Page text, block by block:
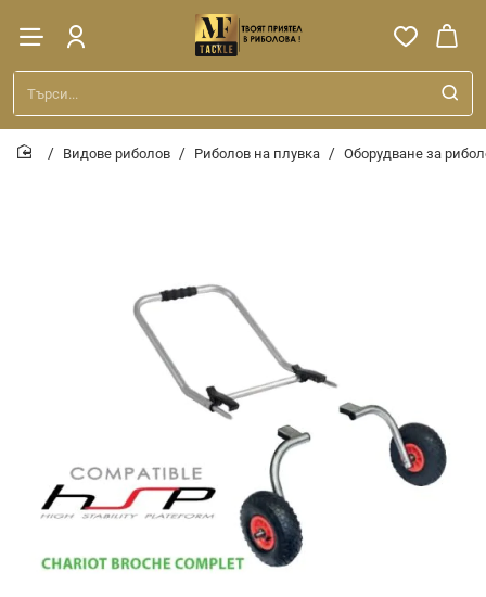
Търси...
Видове риболов Риболов на плувка Оборудване за